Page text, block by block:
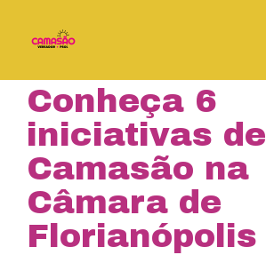
Conheça 6
iniciativas de
Camasão na
Câmara de
Florianópolis